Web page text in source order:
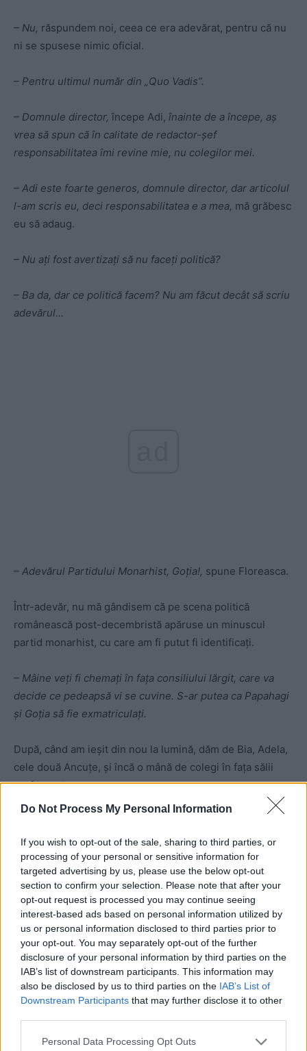
Do Not Process My Personal Information
If you wish to opt-out of the sale, sharing to third parties, or
processing of your personal or sensitive information for
targeted advertising by us, please use the below opt-out
section to confirm your selection. Please note that after your
opt-out request is processed you may continue seeing
interest-based ads based on personal information utilized by
us or personal information disclosed to third parties prior to
your opt-out. You may separately opt-out of the further
disclosure of your personal information by third parties on the
IAB’s list of downstream participants. This information may
also be disclosed by us to third parties on the IAB’s List of
Downstream Participants that may further disclose it to other
Personal Data Processing Opt Outs
– Nu, răspundem noi, ceea ce era adevărat, pentru că nu
ni se spusese nimic oficial.
– Pentru ultimul număr din „Quo Vadis”.
– Domnule director, începe Adi, înainte de a începe, aş
vrea să spun că în calitate de redactor-şef
responsabilitatea îmi revine mie, nu colegilor mei.
– Adi este foarte generos, domnule director, dar articolul
l-am scris eu, deci responsabilitatea e a mea, mă grăbesc
eu să adaug.
– Nu aţi fost avertizaţi să nu faceţi politică?
– Ba da, dar ce politică facem? Nu am făcut decât să scriu
adevărul…
– Adevărul Partidului Monarhist, Goţia!, spune Floreasca.
Într-adevăr, nu mă gândisem că pe scena politică
românească post-decembristă apăruse un minuscul
partid monarhist, cu care am fi putut fi identificaţi.
– Mâine veţi fi chemaţi în faţa consiliului lărgit, care va
decide ce pedeapsă vi se cuvine. S-ar putea ca Papahagi
şi Goţia să fie exmatriculaţi.
După, când am ieşit din nou la lumină, dăm de Bia, Adela,
cele două Ancuţe, şi încă o mână de colegi în faţa sălii
profesorale.
– V-am aşteptat. Nu puteam să vă lăsăm singuri. Ce-aţi
povestit atâta?
– În esenţă, să nu mai facem politică, iar mâine să ne
prezentăm în faţa consiliului profesoral lărgit. Adi şi cu
mine s-ar putea să fim exmatriculaţi. Vor să vorbească şi
cu părinţii.